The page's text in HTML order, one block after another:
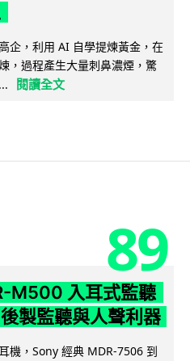
企，利用 AI 自學提煉黃金，在
，過程產生大量刺鼻濃煙，驚
閱讀全文
89
M500 入耳式監聽
製監聽與人聲利器
機，Sony 經典 MDR-7506 到